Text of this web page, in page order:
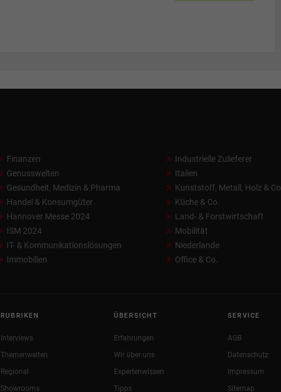
Finanzen
Genusswelten
Gesundheit, Medizin & Pharma
Handel & Konsumgüter
Hannover Messe 2024
ISM 2024
IT- & Kommunikationslösungen
Immobilien
Industrielle Zulieferer
Italien
Kunststoff, Metall, Holz & Co.
Küche & Co.
Land- & Forstwirtschaft
Mobilität
Niederlande
Office & Co.
RUBRIKEN
Interviews
Themenwelten
Regional
Showrooms
ÜBERSICHT
Erfahrungen
Wir über uns
Expertenwissen
Tipps
SERVICE
AGB
Datenschutz
Impressum
Sitemap